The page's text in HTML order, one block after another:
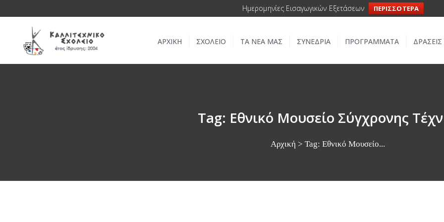
Ημερομηνίες Εισαγωγικών Εξετάσεων ΠΕΡΙΣΣΟΤΕΡΑ
ΑΡΧΙΚΗ ΣΧΟΛΕΙΟ ΤΑ ΝΕΑ ΜΑΣ ΣΥΝΕΔΡΙΑ ΠΡΟΓΡΑΜΜΑΤΑ ΔΡΑΣΕΙΣ
Tag: Εθνικό Μουσείο Σύγχρονης
Αρχική Tag: Εθνικό Μουσείο...
ΑΡΧΙΚΗ
ΣΧΟΛΕΙΟ
ΤΑ ΝΕΑ ΜΑΣ
ΠΡΟΓΡΑΜΜΑΤΑ
ΔΡΑΣΕΙΣ
ΕΠΙΚΟΙΝΩΝΙΑ